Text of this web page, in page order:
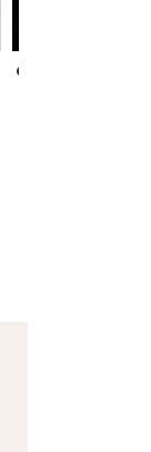
Collar OJo